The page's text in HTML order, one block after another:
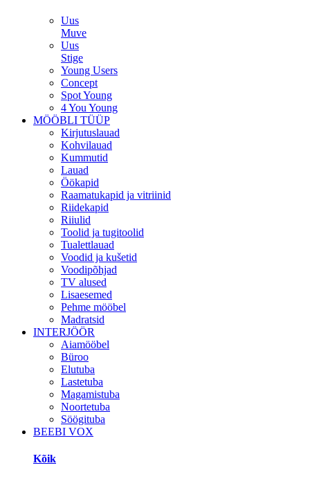
Uus
Muve
Uus
Stige
Young Users
Concept
Spot Young
4 You Young
MÖÖBLI TÜÜP
Kirjutuslauad
Kohvilauad
Kummutid
Lauad
Öökapid
Raamatukapid ja vitriinid
Riidekapid
Riiulid
Toolid ja tugitoolid
Tualettlauad
Voodid ja kušetid
Voodipõhjad
TV alused
Lisaesemed
Pehme mööbel
Madratsid
INTERJÖÖR
Aiamööbel
Büroo
Elutuba
Lastetuba
Magamistuba
Noortetuba
Söögituba
BEEBI VOX
Kõik